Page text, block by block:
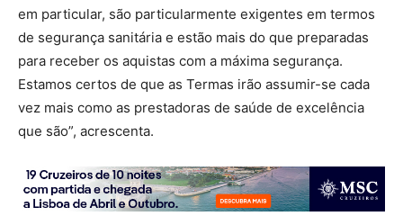
em particular, são particularmente exigentes em termos
de segurança sanitária e estão mais do que preparadas
para receber os aquistas com a máxima segurança.
Estamos certos de que as Termas irão assumir-se cada
vez mais como as prestadoras de saúde de excelência
que são”, acrescenta.